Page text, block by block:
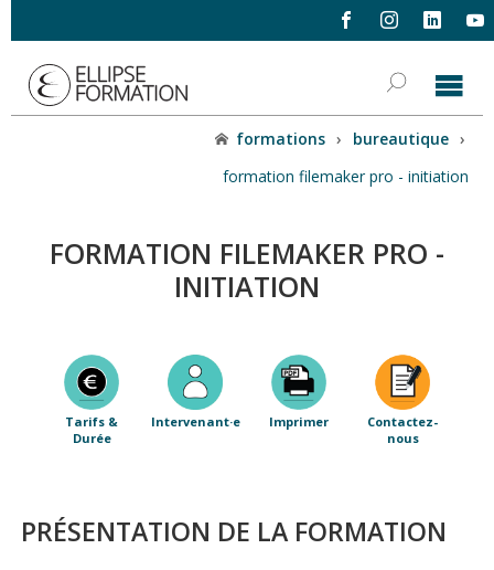
formations › bureautique ›
formation filemaker pro - initiation
FORMATION FILEMAKER PRO -
INITIATION
Tarifs &
Durée
Intervenant·e Imprimer
Contactez-
nous
PRÉSENTATION DE LA FORMATION